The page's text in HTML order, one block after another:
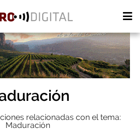
relacionadas con el tema:
Maduración